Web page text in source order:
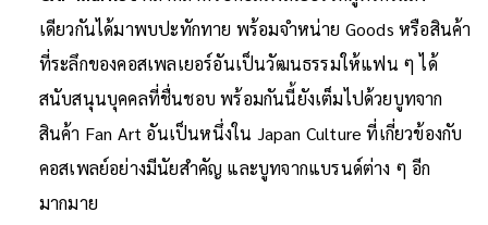
เดียวกันได้มาพบปะทักทาย พร้อมจำหน่าย Goods หรือสินค้า
ที่ระลึกของคอสเพลเยอร์อันเป็นวัฒนธรรมให้แฟน ๆ ได้
สนับสนุนบุคคลที่ชื่นชอบ พร้อมกันนี้ยังเต็มไปด้วยบูทจาก
สินค้า Fan Art อันเป็นหนึ่งใน Japan Culture ที่เกี่ยวข้องกับ
คอสเพลย์อย่างมีนัยสำคัญ และบูทจากแบรนด์ต่าง ๆ อีก
มากมาย